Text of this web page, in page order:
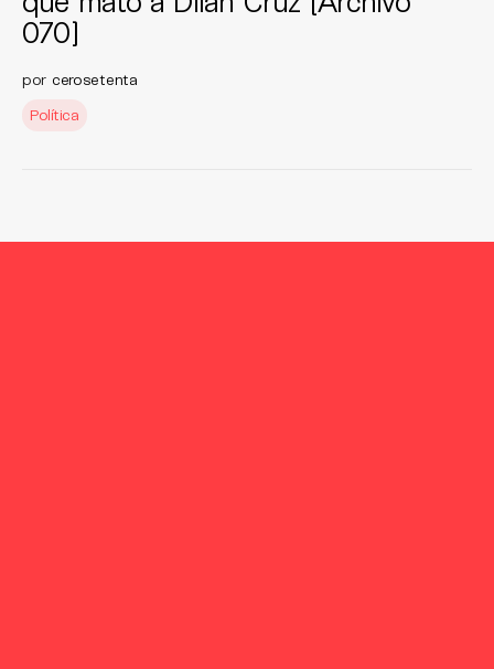
070]
por cerosetenta
Política